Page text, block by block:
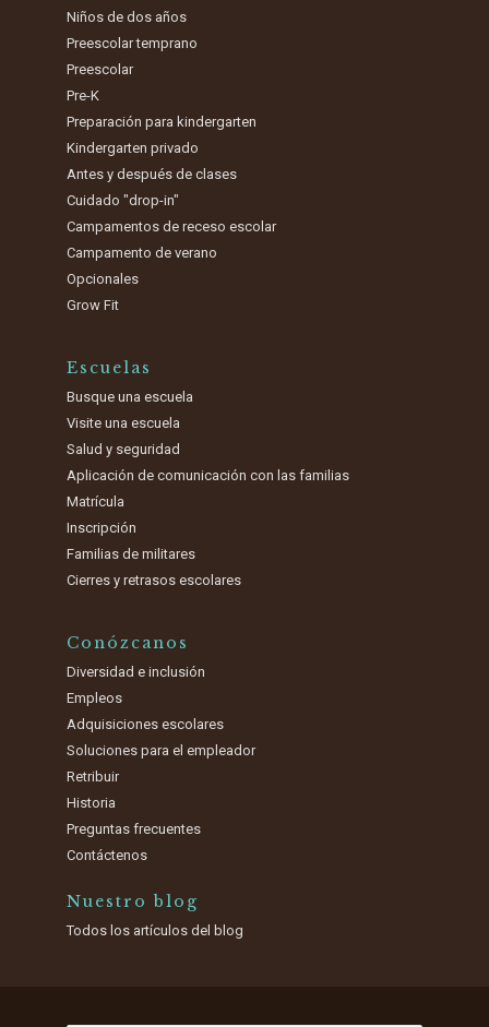
Niños de dos años
Preescolar temprano
Preescolar
Pre-K
Preparación para kindergarten
Kindergarten privado
Antes y después de clases
Cuidado "drop-in"
Campamentos de receso escolar
Campamento de verano
Opcionales
Grow Fit
Escuelas
Busque una escuela
Visite una escuela
Salud y seguridad
Aplicación de comunicación con las familias
Matrícula
Inscripción
Familias de militares
Cierres y retrasos escolares
Conózcanos
Diversidad e inclusión
Empleos
Adquisiciones escolares
Soluciones para el empleador
Retribuir
Historia
Preguntas frecuentes
Contáctenos
Nuestro blog
Todos los artículos del blog